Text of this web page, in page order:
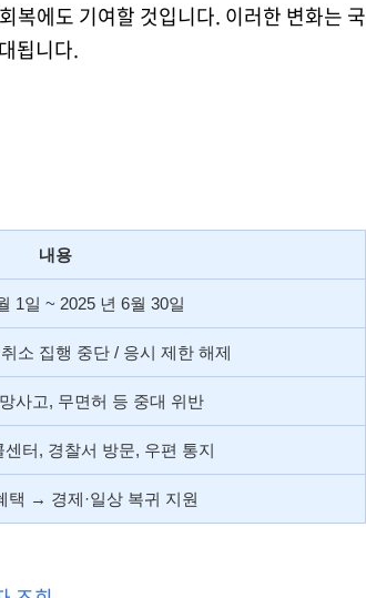
복에도 기여할 것입니다. 이러한 변화는 국
됩니다.
내용
1일 ~ 2025 년 6월 30일
소 집행 중단 / 응시 제한 해제
사고, 무면허 등 중대 위반
센터, 경찰서 방문, 우편 통지
택 → 경제·일상 복귀 지원